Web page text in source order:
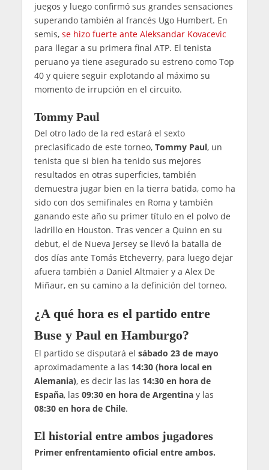
juegos y luego confirmó sus grandes sensaciones
superando también al francés Ugo Humbert. En
semis, se hizo fuerte ante Aleksandar Kovacevic
para llegar a su primera final ATP. El tenista
peruano ya tiene asegurado su estreno como Top
40 y quiere seguir explotando al máximo su
momento de irrupción en el circuito.
Tommy Paul
Del otro lado de la red estará el sexto
preclasificado de este torneo, Tommy Paul, un
tenista que si bien ha tenido sus mejores
resultados en otras superficies, también
demuestra jugar bien en la tierra batida, como ha
sido con dos semifinales en Roma y también
ganando este año su primer título en el polvo de
ladrillo en Houston. Tras vencer a Quinn en su
debut, el de Nueva Jersey se llevó la batalla de
dos días ante Tomás Etcheverry, para luego dejar
afuera también a Daniel Altmaier y a Alex De
Miñaur, en su camino a la definición del torneo.
¿A qué hora es el partido entre
Buse y Paul en Hamburgo?
El partido se disputará el sábado 23 de mayo
aproximadamente a las 14:30 (hora local en
Alemania), es decir las las 14:30 en hora de
España, las 09:30 en hora de Argentinay las
08:30 en hora de Chile.
El historial entre ambos jugadores
Primer enfrentamiento oficial entre ambos.